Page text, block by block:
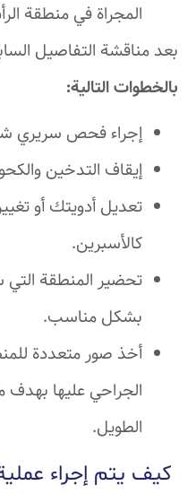
المجراة في منطقة
بعد مناقشة التفاصيل
بالخطوات التالية:
إجراء فحص سريري
إيقاف التدخين
تعديل أدويتك أو
كالأسبرين.
تحضير المنطقة التي
بشكل مناسب.
أخذ صور متعددة
الجراحي عليها بهدف
الطويل.
كيف يتم إجراء